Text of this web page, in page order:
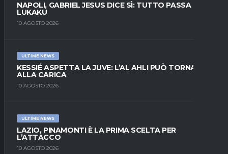
NAPOLI, GABRIEL JESUS DICE SÌ: TUTTO PASSA DA
LUKAKU
10 AGOSTO 2026
ULTIME NEWS
KESSIÉ ASPETTA LA JUVE: L’AL AHLI PUÒ TORNARE
ALLA CARICA
10 AGOSTO 2026
ULTIME NEWS
LAZIO, PINAMONTI È LA PRIMA SCELTA PER
L’ATTACCO
10 AGOSTO 2026